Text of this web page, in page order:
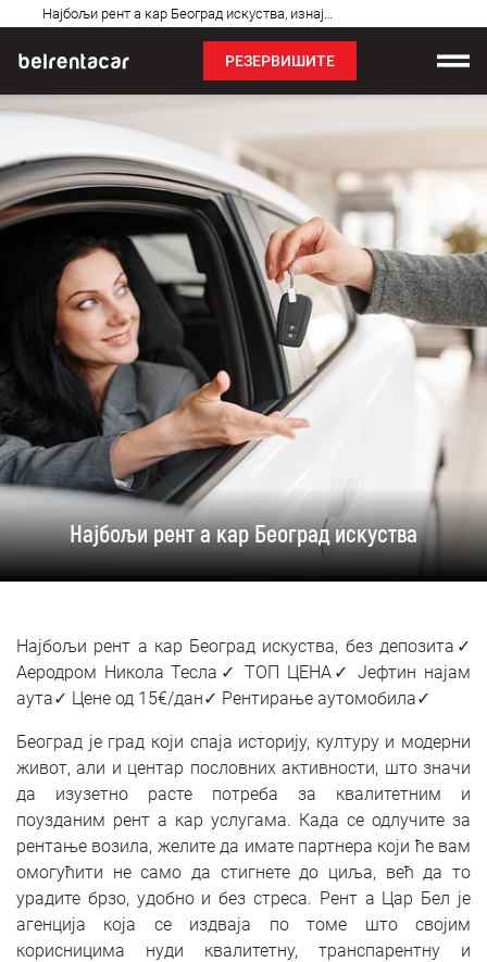
Најбољи рент а кар Београд искуства, изнајмљивање аута: Бел✓
питања
РЕЗЕРВИШИТЕ
Изнајмљивање возила
Цене
Услови најма
О нама
Најчешћа питања
Контакт
SRPSKI
СРПСКИ
Најбољи рент а кар Београд искуства
Најбољи рент а кар Београд искуства, без депозита✓
Аеродром Никола Тесла✓ ТОП ЦЕНА✓ Јефтин најам
аута✓ Цене од 15€/дан✓ Рентирање аутомобила✓
Београд је град који спаја историју, културу и модерни
живот, али и центар пословних активности, што значи
да изузетно расте потреба за квалитетним и
поузданим рент а кар услугама. Када се одлучите за
рентање возила, желите да имате партнера који ће вам
омогућити не само да стигнете до циља, већ да то
урадите брзо, удобно и без стреса. Рент а Цар Бел је
агенција која се издваја по томе што својим
корисницима нуди квалитетну, транспарентну и